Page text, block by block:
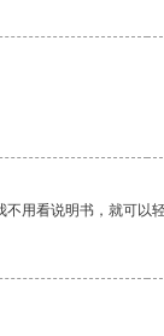
用看说明书，就可以